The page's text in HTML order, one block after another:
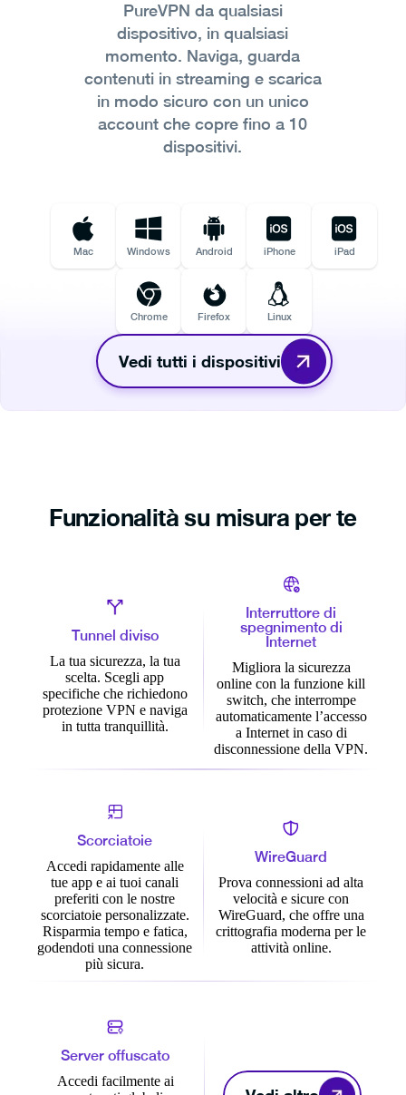
PureVPN da qualsiasi
dispositivo, in qualsiasi
momento. Naviga, guarda
contenuti in streaming e scarica
in modo sicuro con un unico
account che copre fino a 10
dispositivi.
Mac Windows Android iPhone iPad
Chrome Firefox Linux
Vedi tutti i dispositivi
Funzionalità su misura per te
Tunnel diviso
La tua sicurezza, la tua
scelta. Scegli app
specifiche che richiedono
protezione VPN e naviga
in tutta tranquillità.
Interruttore di
spegnimento di
Internet
Migliora la sicurezza
online con la funzione kill
switch, che interrompe
automaticamente l’accesso
a Internet in caso di
disconnessione della VPN.
Scorciatoie
Accedi rapidamente alle
tue app e ai tuoi canali
preferiti con le nostre
scorciatoie personalizzate.
Risparmia tempo e fatica,
godendoti una connessione
più sicura.
WireGuard
Prova connessioni ad alta
velocità e sicure con
WireGuard, che offre una
crittografia moderna per le
attività online.
Server offuscato
Accedi facilmente ai